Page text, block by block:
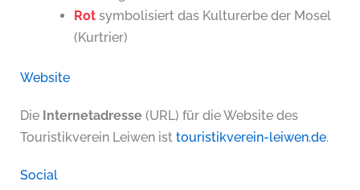
Rotsymbolisiert das Kulturerbe der Mosel
(Kurtrier)
Website
Die Internetadresse (URL) für die Website des
Touristikverein Leiwen ist touristikverein-leiwen.de.
Social